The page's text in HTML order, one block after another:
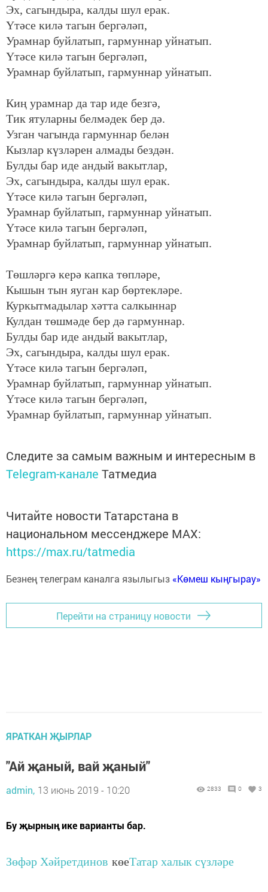
Эх, сагындыра, калды шул ерак.
Үтәсе килә тагын бергәләп,
Урамнар буйлатып, гармуннар уйнатып.
Үтәсе килә тагын бергәләп,
Урамнар буйлатып, гармуннар уйнатып.
Киң урамнар да тар иде безгә,
Тик ятуларны белмәдек бер дә.
Узган чагында гармуннар белән
Кызлар күзләрен алмады бездән.
Булды бар иде андый вакытлар,
Эх, сагындыра, калды шул ерак.
Үтәсе килә тагын бергәләп,
Урамнар буйлатып, гармуннар уйнатып.
Үтәсе килә тагын бергәләп,
Урамнар буйлатып, гармуннар уйнатып.
Төшләргә керә капка төпләре,
Кышын тын яуган кар бөртекләре.
Куркытмадылар хәтта салкыннар
Кулдан төшмәде бер дә гармуннар.
Булды бар иде андый вакытлар,
Эх, сагындыра, калды шул ерак.
Үтәсе килә тагын бергәләп,
Урамнар буйлатып, гармуннар уйнатып.
Үтәсе килә тагын бергәләп,
Урамнар буйлатып, гармуннар уйнатып.
Следите за самым важным и интересным в
Telegram-канале Татмедиа
Читайте новости Татарстана в
национальном мессенджере MАХ:
https://max.ru/tatmedia
Безнең телеграм каналга язылыгыз «Көмеш кыңгырау»
Перейти на страницу новости
ЯРАТКАН ҖЫРЛАР
"Ай җаный, вай җаный"
admin, 13 июнь 2019 - 10:20 2833 0 3
Бу җырның ике варианты бар.
Зөфәр Хәйретдинов көеТатар халык сүзләре